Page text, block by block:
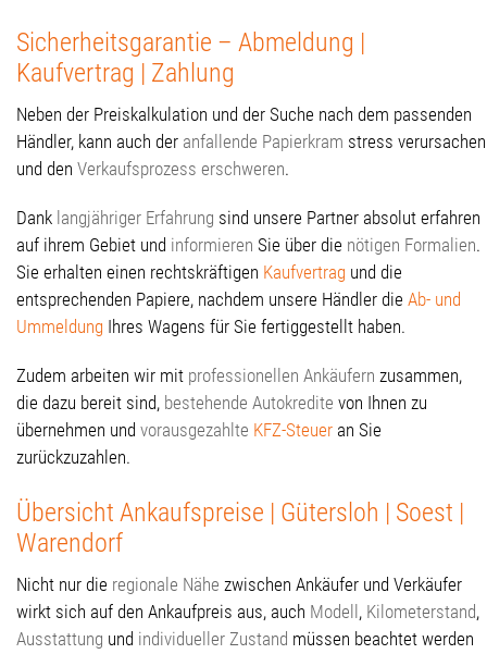
Sicherheitsgarantie – Abmeldung |
Kaufvertrag | Zahlung
Neben der Preiskalkulation und der Suche nach dem passenden
Händler, kann auch der anfallende Papierkram stress verursachen
und den Verkaufsprozess erschweren.
Dank langjähriger Erfahrung sind unsere Partner absolut erfahren
auf ihrem Gebiet und informieren Sie über die nötigen Formalien.
Sie erhalten einen rechtskräftigen Kaufvertrag und die
entsprechenden Papiere, nachdem unsere Händler die Ab- und
Ummeldung Ihres Wagens für Sie fertiggestellt haben.
Zudem arbeiten wir mit professionellen Ankäufern zusammen,
die dazu bereit sind, bestehende Autokredite von Ihnen zu
übernehmen und vorausgezahlte KFZ-Steuer an Sie
zurückzuzahlen.
Übersicht Ankaufspreise | Gütersloh | Soest |
Warendorf
Nicht nur die regionale Nähe zwischen Ankäufer und Verkäufer
wirkt sich auf den Ankaufpreis aus, auch Modell , Kilometerstand,
Ausstattung und individueller Zustand müssen beachtet werden